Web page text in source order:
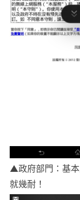
▲政府部門：基
就幾耐！